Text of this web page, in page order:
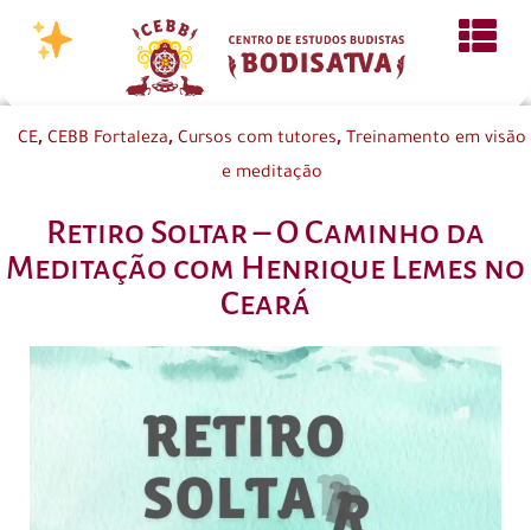
CE, CEBB Fortaleza, Cursos com tutores, Treinamento em visão
e meditação
Retiro Soltar – O Caminho da
Meditação com Henrique Lemes no
Ceará